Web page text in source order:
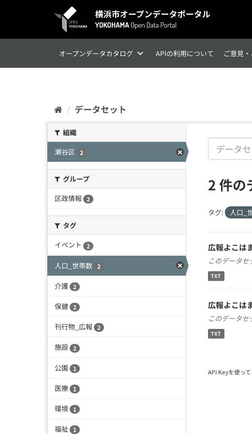
オープンデータカタログ APIの利用について ご意見
データセット
組織
瀬谷区 2
グループ
区政情報
2
タグ
イベント
2
人口_世帯数 2
介護 2
保健 2
刊行物_広報 2
施設 2
公園 1
医療 1
環境 1
福祉 1
2 件の
タグ: 人口_
広報よこは
このデータ
TXT
広報よこは
このデータ
TXT
API Keyを使っ